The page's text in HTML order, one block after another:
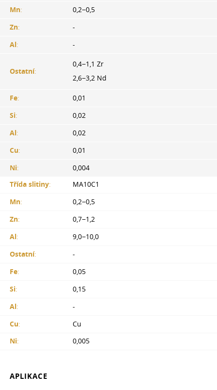
Mn:
0,2−0,5
Zn:
-
Al: -
Ostatní:
0,4−1,1 Zr
2,6−3,2 Nd
Fe:
0,01
Si:
0,02
Al:
0,02
Cu:
0,01
Ni:
0,004
Třída slitiny:
MA10C1
Mn:
0,2−0,5
Zn:
0,7−1,2
Al:
9,0−10,0
Ostatní:
-
Fe:
0,05
Si:
0,15
Al:
-
Cu:
Cu
Ni: 0,005
APLIKACE